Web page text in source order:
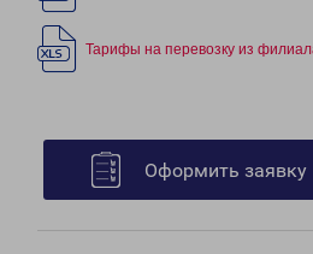
Тарифы на перевозку из
Оформить заявку